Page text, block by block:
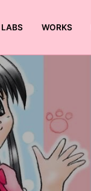
LABS WORKS